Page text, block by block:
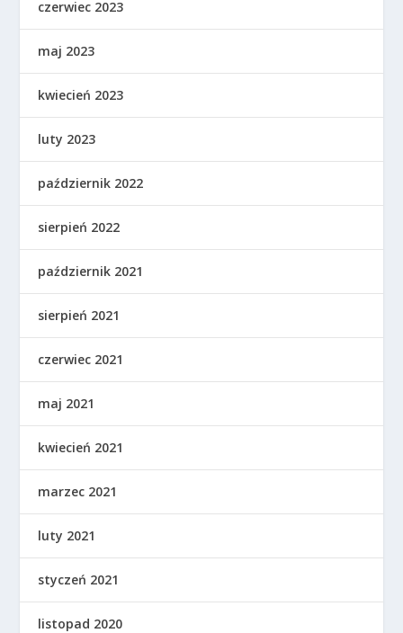
czerwiec 2023
maj 2023
kwiecień 2023
luty 2023
październik 2022
sierpień 2022
październik 2021
sierpień 2021
czerwiec 2021
maj 2021
kwiecień 2021
marzec 2021
luty 2021
styczeń 2021
listopad 2020